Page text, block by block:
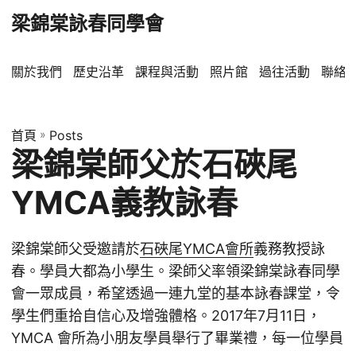
梁錦棠詠春同學會
關於我們 歷史沿革 課程與活動 照片館 過往活動 聯絡
首頁 » Posts
梁錦棠師父於石硤尾
YMCA義教詠春
梁錦棠師父受邀請於石硤尾YMCA會所義務教授詠
春。學員大都為小學生。梁師父率領梁錦棠詠春同學
會一眾成員，希望透過一連九堂的基本詠春課堂，令
學生們重拾自信心及增強體格。2017年7月11日，
YMCA 會所為小朋友學員舉行了畢業禮，每一位學員